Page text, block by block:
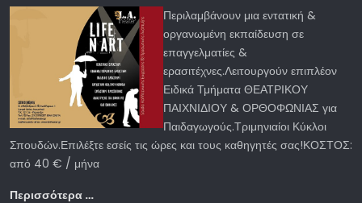
Περιλαμβάνουν μια εντατική &
οργανωμένη εκπαίδευση σε
επαγγελματίες &
ερασιτέχνες.Λειτουργούν επιπλέον
Ειδικά Τμήματα ΘΕΑΤΡΙΚΟΥ
ΠΑΙΧΝΙΔΙΟΥ & ΟΡΘΟΦΩΝΙΑΣ για
Παιδαγωγούς.Τριμηνιαίοι Κύκλοι
Σπουδών.Επιλέξτε εσείς τις ώρες και τους καθηγητές σας!ΚΟΣΤΟΣ:
από 40 € / μήνα
Περισσότερα …